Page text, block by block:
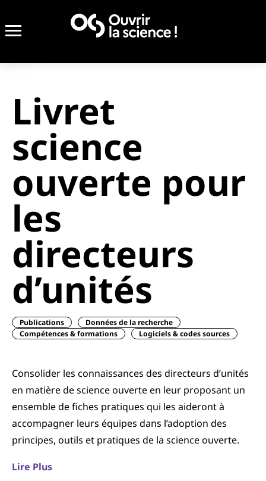
Livret
science
ouverte pour
les
directeurs
d’unités
Publications
Données de la recherche
Compétences & formations
Logiciels & codes sources
Consolider les connaissances des directeurs d’unités
en matière de science ouverte en leur proposant un
ensemble de fiches pratiques qui les aideront à
accompagner leurs équipes dans l’adoption des
principes, outils et pratiques de la science ouverte.
Lire Plus